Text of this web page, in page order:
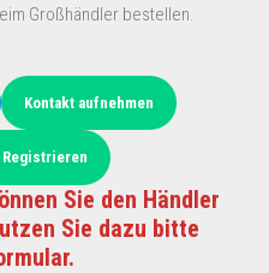
Großhändler bestellen.
Kontakt aufnehmen
Sie den Händler
Sie dazu bitte